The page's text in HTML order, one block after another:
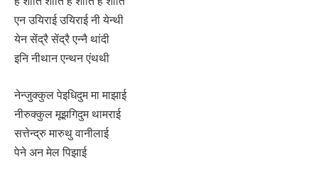
एन उयिराई उयिराई नी येन्थी
येन सेंद्रै सेंद्रै एन्नै थांदी
इनि नीथान एन्थन एंथथी
नेन्जुक्कुल पेइधिदुम मा माझाई
नीरुक्कुल मूझगिदुम थामराई
सत्तेन्द्रु मारुथु वानीलाई
पेने अन मेल पिझाई